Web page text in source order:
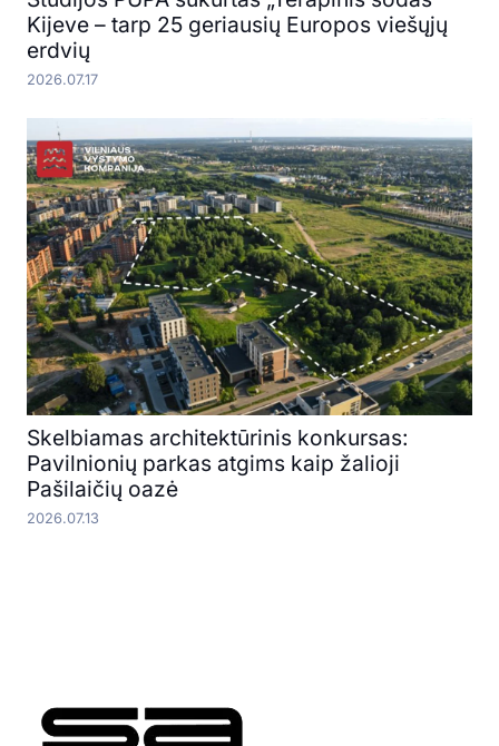
Kijeve – tarp 25 geriausių Europos viešųjų
erdvių
2026.07.17
Skelbiamas architektūrinis konkursas:
Pavilnionių parkas atgims kaip žalioji
Pašilaičių oazė
2026.07.13